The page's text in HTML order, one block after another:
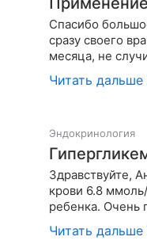
Спасибо
сразу своего
месяца, не
Читать дальше
Эндокринология
Здравствуйте,
крови 6.8
ребенка. Очень
Читать дальше